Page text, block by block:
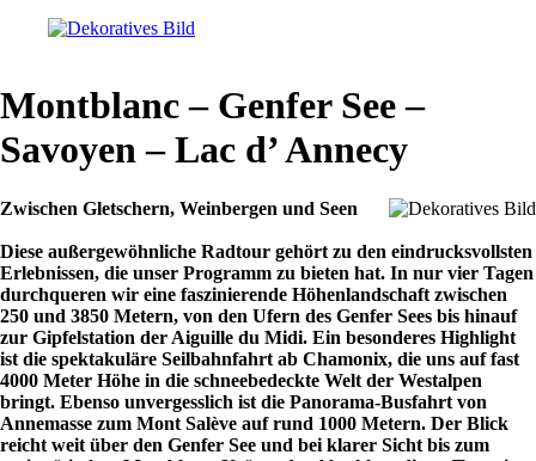
Montblanc – Genfer See –
Savoyen – Lac d’ Annecy
Zwischen Gletschern, Weinbergen und Seen
Diese außergewöhnliche Radtour gehört zu den eindrucksvollsten
Erlebnissen, die unser Programm zu bieten hat. In nur vier Tagen
durchqueren wir eine faszinierende Höhenlandschaft zwischen
250 und 3850 Metern, von den Ufern des Genfer Sees bis hinauf
zur Gipfelstation der Aiguille du Midi. Ein besonderes Highlight
ist die spektakuläre Seilbahnfahrt ab Chamonix, die uns auf fast
4000 Meter Höhe in die schneebedeckte Welt der Westalpen
bringt. Ebenso unvergesslich ist die Panorama-Busfahrt von
Annemasse zum Mont Salève auf rund 1000 Metern. Der Blick
reicht weit über den Genfer See und bei klarer Sicht bis zum